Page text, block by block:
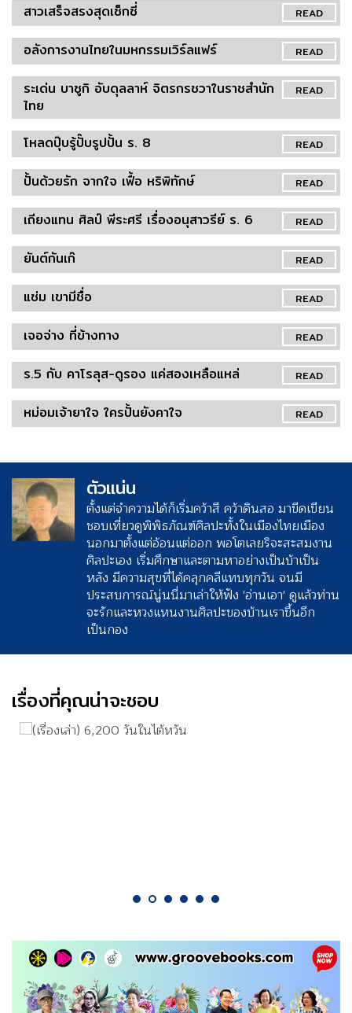
READ
สาวเสร็จสรงสุดเซ็กซี่
READ
อลังการงานไทยในมหกรรมเวิร์ลแฟร์
READ
ระเด่น บาซูกิ อับดุลลาห์ จิตรกรชวาในราชสำนัก
ไทย
READ
โหลดปุ๊บรู้ปั๊บรูปปั้น ร. 8
READ
ปั้นด้วยรัก จากใจ เฟื้อ หริพิทักษ์
READ
เถียงแทน ศิลป์ พีระศรี เรื่องอนุสาวรีย์ ร. 6
READ
ยันต์กันเก๊
READ
แช่ม เขามีชื่อ
READ
เจอจ่าง ที่ข้างทาง
READ
ร.5 กับ คาโรลุส-ดูรอง แค่สองเหลือแหล่
READ
หม่อมเจ้ายาใจ ใครปั้นยังคาใจ
ตัวแน่น
ตั้งแต่จำความได้ก็เริ่มคว้าสี คว้าดินสอ มาขีดเขียน
ชอบเที่ยวดูพิพิธภัณฑ์ศิลปะทั้งในเมืองไทยเมือง
นอกมาตั้งแต่อ้อนแต่ออก พอโตเลยริจะสะสมงาน
ศิลปะเอง เริ่มศึกษาและตามหาอย่างเป็นบ้าเป็น
หลัง มีความสุขที่ได้คลุกคลีแทบทุกวัน จนมี
ประสบการณ์นู่นนี่มาเล่าให้ฟัง 'อ่านเอา' ดูแล้วท่าน
จะรักและหวงแหนงานศิลปะของบ้านเราขึ้นอีก
เป็นกอง
เรื่องที่คุณน่าจะชอบ